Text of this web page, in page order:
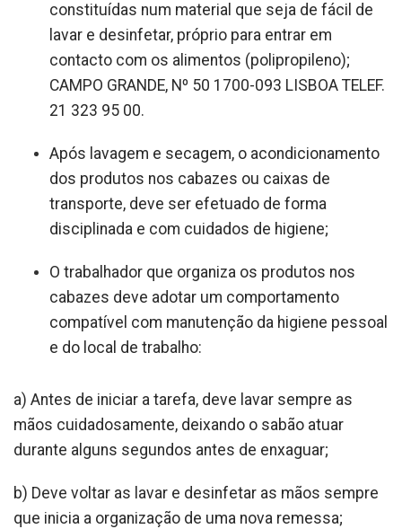
constituídas num material que seja de fácil de
lavar e desinfetar, próprio para entrar em
contacto com os alimentos (polipropileno);
CAMPO GRANDE, Nº 50 1700-093 LISBOA TELEF.
21 323 95 00.
Após lavagem e secagem, o acondicionamento
dos produtos nos cabazes ou caixas de
transporte, deve ser efetuado de forma
disciplinada e com cuidados de higiene;
O trabalhador que organiza os produtos nos
cabazes deve adotar um comportamento
compatível com manutenção da higiene pessoal
e do local de trabalho:
a) Antes de iniciar a tarefa, deve lavar sempre as
mãos cuidadosamente, deixando o sabão atuar
durante alguns segundos antes de enxaguar;
b) Deve voltar as lavar e desinfetar as mãos sempre
que inicia a organização de uma nova remessa;